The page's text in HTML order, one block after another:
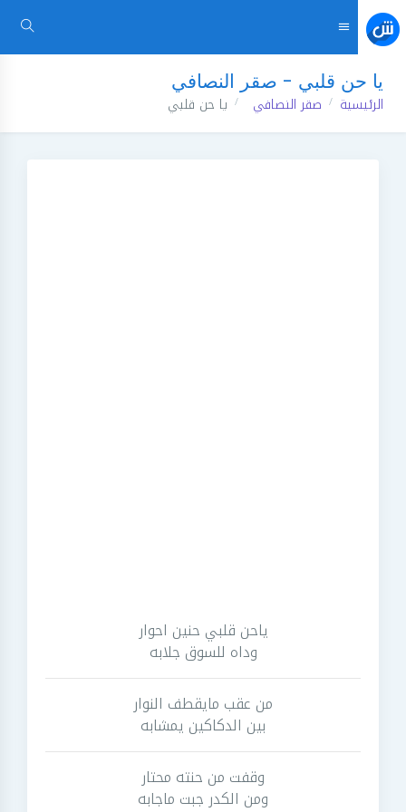
يا حن قلبي - صقر النصافي
الرئيسية صقر النصافي يا حن قلبي
ياحن قلبي حنين احوار
وداه للسوق جلابه
من عقب مايقطف النوار
بين الدكاكين يمشابه
وقفت من حنته محتار
ومن الكدر جبت ماجابه